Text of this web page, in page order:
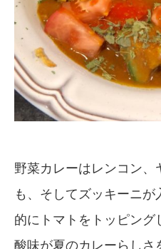
野菜カレーはレンコン、
も、そしてズッキーニ
的にトマトをトッピン
酸味が夏のカレーらしさ